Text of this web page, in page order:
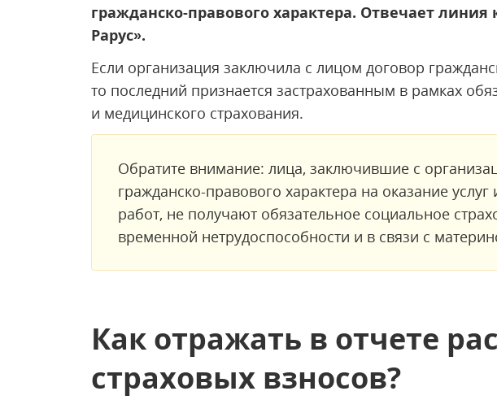
гражданско-правового характера. Отвечает линия
Рарус».
Если организация заключила с лицом договор
то последний признается застрахованным в рамках
и медицинского страхования.
Обратите внимание: лица, заключившие с
гражданско-правового характера на оказание
работ, не получают обязательное социальное
временной нетрудоспособности и в связи с
Как отражать в отчете
страховых взносов?